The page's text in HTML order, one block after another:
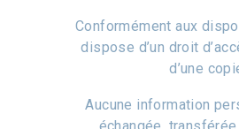
Conformément aux
dispose d’un droit
d’une
Aucune information